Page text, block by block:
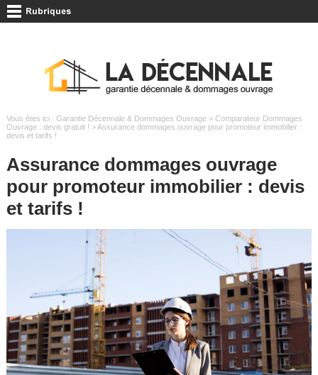
Vous êtes ici : Garantie Décennale & Dommages Ouvrage> Comparateur Dommages
Ouvrage : devis gratuit ! > Assurance dommages ouvrage pour promoteur immobilier :
devis et tarifs !
Assurance dommages ouvrage
pour promoteur immobilier : devis
et tarifs !